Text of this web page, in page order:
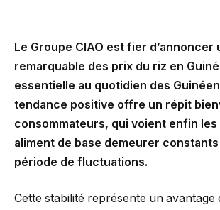
Le Groupe CIAO est fier d’annoncer
remarquable des prix du riz en
essentielle au quotidien des
tendance positive offre un répit
consommateurs, qui voient enfin
aliment de base demeurer
période de fluctuations.
Cette stabilité représente un avantage